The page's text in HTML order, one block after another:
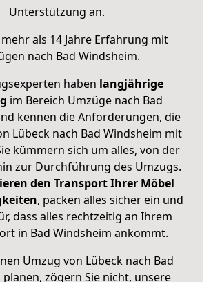
Unterstützung an.
als 14 Jahre Erfahrung mit
nach Bad Windsheim.
haben langjährige
im Bereich Umzüge nach Bad
kennen die Anforderungen, die
Lübeck nach Bad Windsheim mit
kümmern sich um alles, von der
zur Durchführung des Umzugs.
den Transport Ihrer Möbel
, packen alles sicher ein und
dass alles rechtzeitig an Ihrem
in Bad Windsheim ankommt.
Umzug von Lübeck nach Bad
zögern Sie nicht, unsere